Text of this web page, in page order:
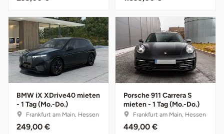
BMW iX XDrive40 mieten
- 1 Tag (Mo.-Do.)
Frankfurt am Main, Hessen
249,00 €
Porsche 911 Carrera S
mieten - 1 Tag (Mo.-Do.)
Frankfurt am Main, Hessen
449,00 €
Flensburg
Frankfurt am Main
Freiberg
Freiburg
Fulda
Fürstenfeldbruck